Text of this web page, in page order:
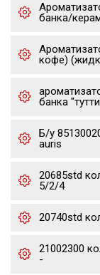
банка/
кофе)
банка
Б/у
auris
20685std
5/2/4
20740std
21002300
-